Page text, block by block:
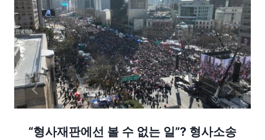
“형사재판에선 볼 수 없는 일”? 형사소송